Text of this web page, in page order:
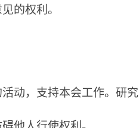
的权利。
动，支持本会工作。研